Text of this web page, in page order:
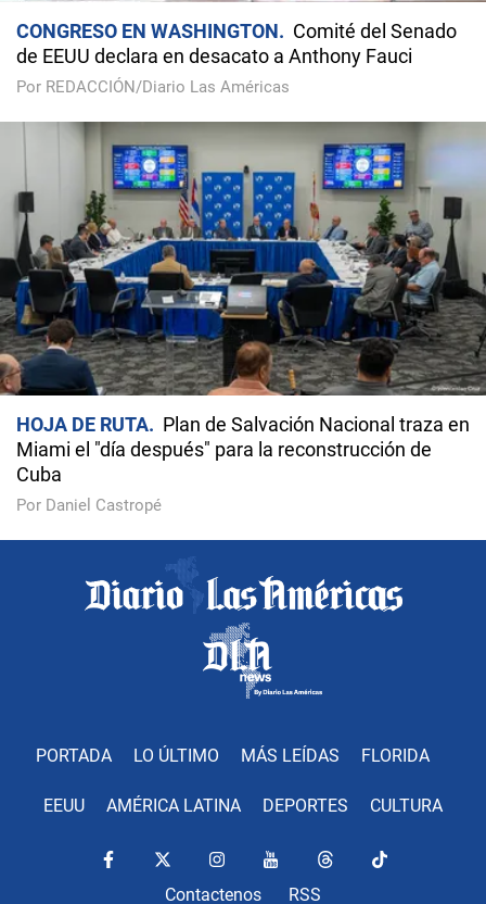
CONGRESO EN WASHINGTON
Comité del Senado
de EEUU declara en desacato a Anthony Fauci
Por REDACCIÓN/Diario Las Américas
HOJA DE RUTA
Plan de Salvación Nacional traza en
Miami el "día después" para la reconstrucción de
Cuba
Por Daniel Castropé
PORTADA LO ÚLTIMO MÁS LEÍDAS FLORIDA
EEUU AMÉRICA LATINA DEPORTES CULTURA
Contactenos RSS